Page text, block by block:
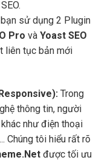
sử dụng 2 Plugin
Pro và Yoast SEO
liên tục bản mới
Trong
thông tin, người
như điện thoại
Chúng tôi hiểu rất rõ
được tối ưu